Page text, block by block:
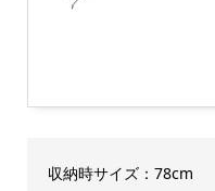
収納時サイズ：78cm